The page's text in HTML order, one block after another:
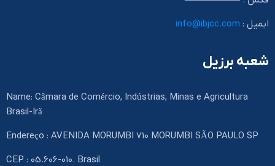
ایمیل : info@ibjcc.com
شعبه برزیل
Name: Câmara de Comércio, Indústrias, Minas e Agricultura
Brasil-Irã
Endereço : AVENIDA MORUMBI 710 MORUMBI SÃO PAULO SP
CEP : 05.606-010. Brasil